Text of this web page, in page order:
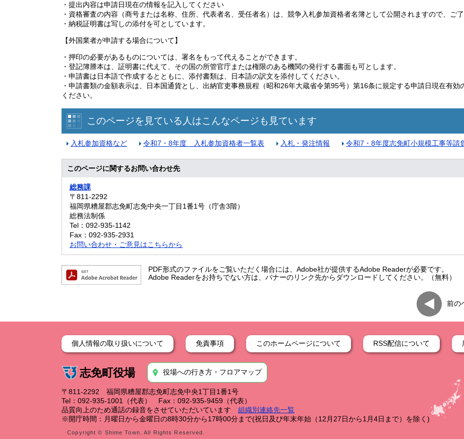
・提出内容は申請日現在の情報を記入してください
・資格審査の内容（商号または名称、住所、代表者名、受任者名）は、競争入札参加資格者名簿として公開されますので、ご了
・納税証明書は写しの添付を可としています。
【外国業者が申請する場合について】
・押印の必要があるものについては、署名をもって代えることができます。
・登記簿謄本は、証明書に代えて、その国の所管官庁または権限のある機関の発行する書面も可とします。
・申請書は日本語で作成するとともに、添付書類は、日本語の訳文を添付してください。
・申請書類の金額表示は、日本国通貨とし、出納官吏事務規程（昭和26年大蔵省令第95号）第16条に規定する申請日現在有
ください。
このページを見ている人はこんなページも見ています
入札参加資格など 令和7・8年度 入札参加資格者一覧表 入札・発注情報 令和7・8年度志免町小規模工事等請
このページに関するお問い合わせ先
総務課
〒811-2292
福岡県糟屋郡志免町志免中央一丁目1番1号（庁舎3階）
総務法制係
Tel：092-935-1142
Fax：092-935-2931
お問い合わせ・ご意見はこちらから
PDF形式のファイルをご覧いただく場合には、Adobe社が提供するAdobe Readerが必要です。
Adobe Readerをお持ちでない方は、バナーのリンク先からダウンロードしてください。（無料）
前の
個人情報の取り扱いについて 免責事項 このホームページについて RSS配信について
志免町役場 役場への行き方・フロアマップ
〒811-2292 福岡県糟屋郡志免町志免中央1丁目1番1号
Tel：092-935-1001（代表） Fax：092-935-9459（代表）
品質向上のため通話の録音をさせていただいています
組織別連絡先一覧
※開庁時間：月曜日から金曜日の8時30分から17時00分まで(祝日及び年末年始（12月27日から1月4日まで）を除く)
Copyright © Shime Town. All Rights Reserved.